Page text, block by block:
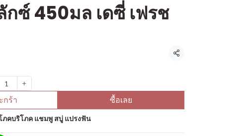
กซ์ 450มล เดซี่ เฟรช
แชร์
กร้า ซื้อเลย
ภคบริโภค แชมพู สบู่ แปรงฟัน